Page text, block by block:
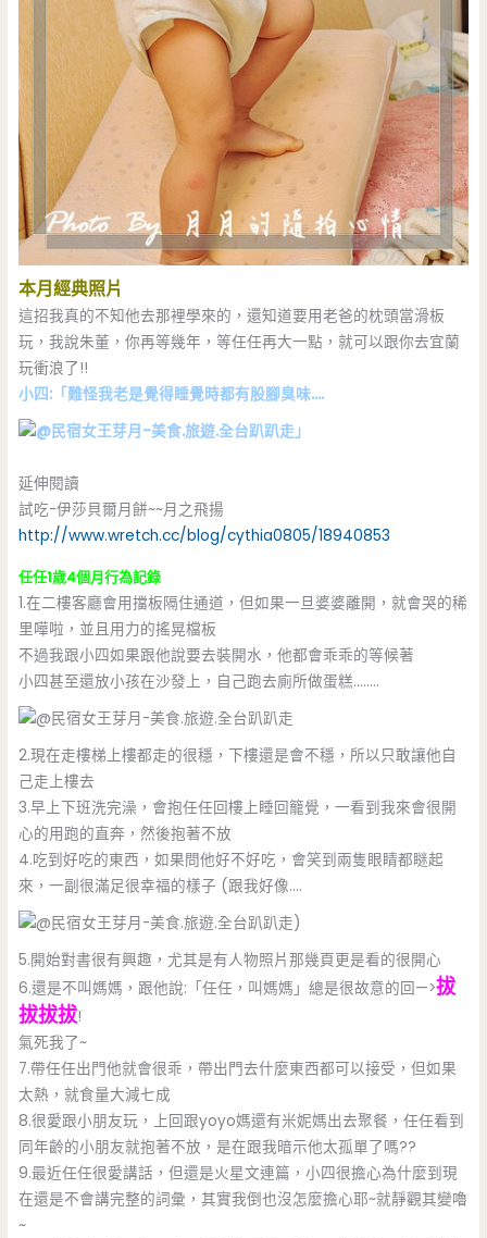
本月經典照片
這招我真的不知他去那裡學來的，還知道要用老爸的枕頭當滑板
玩，我說朱董，你再等幾年，等任任再大一點，就可以跟你去宜蘭
玩衝浪了!!
小四:「難怪我老是覺得睡覺時都有股腳臭味….
」
延伸閱讀
試吃-伊莎貝爾月餅~~月之飛揚
http://www.wretch.cc/blog/cythia0805/18940853
任任1歲4個月行為記錄
1.在二樓客廳會用擋板隔住通道，但如果一旦婆婆離開，就會哭的稀
里嘩啦，並且用力的搖晃檔板
不過我跟小四如果跟他說要去裝開水，他都會乖乖的等候著
小四甚至還放小孩在沙發上，自己跑去廁所做蛋糕……..
2.現在走樓梯上樓都走的很穩，下樓還是會不穩，所以只敢讓他自
己走上樓去
3.早上下班洗完澡，會抱任任回樓上睡回籠覺，一看到我來會很開
心的用跑的直奔，然後抱著不放
4.吃到好吃的東西，如果問他好不好吃，會笑到兩隻眼睛都瞇起
來，一副很滿足很幸福的樣子 (跟我好像….
)
5.開始對書很有興趣，尤其是有人物照片那幾頁更是看的很開心
6.還是不叫媽媽，跟他說:「任任，叫媽媽」總是很故意的回—>拔
拔拔拔!
氣死我了~
7.帶任任出門他就會很乖，帶出門去什麼東西都可以接受，但如果
太熱，就食量大減七成
8.很愛跟小朋友玩，上回跟yoyo媽還有米妮媽出去聚餐，任任看到
同年齡的小朋友就抱著不放，是在跟我暗示他太孤單了嗎??
9.最近任任很愛講話，但還是火星文連篇，小四很擔心為什麼到現
在還是不會講完整的詞彙，其實我倒也沒怎麼擔心耶~就靜觀其變嚕
~